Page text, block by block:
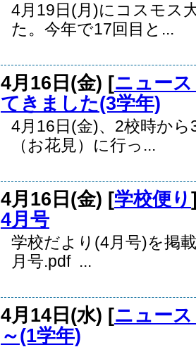
4月19日(月)にコスモス
た。今年で17回目と...
4月16日(金) [ニュー
てきました(3学年)
4月16日(金)、2校時か
（お花見）に行っ...
4月16日(金) [学校便り
4月号
学校だより(4月号)を掲
月号.pdf ...
4月14日(水) [ニュー
～(1学年)